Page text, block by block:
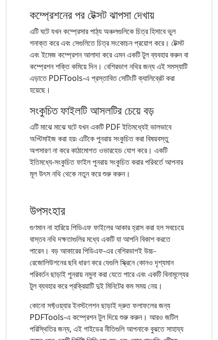
কম্প্রেশনের পর টেক্সট ঝাপসা দেখায়
এটি ঘটে যখন কম্প্রেসার পাঠ্য অঞ্চলগুলিকে চিত্র হিসাবে ভুল
শনাক্ত করে এবং সেগুলিতে চিত্র সংকোচন প্রয়োগ করে। টেক্সট
এবং ইমেজ কম্প্রেশন আলাদা করে এমন একটি টুল ব্যবহার করুন বা
কম্প্রেশন শক্তি কমিয়ে দিন। বেশিরভাগ নথির জন্য এই সমস্যাটি
এড়াতে PDFTools-এ প্রস্তাবিত সেটিংটি ক্যালিব্রেট করা
হয়েছে।
সংকুচিত ফাইলটি আসলটির চেয়ে বড়
এটি মাঝে মাঝে ঘটে যখন একটি PDF ইতিমধ্যেই ভালভাবে
অপ্টিমাইজ করা হয়৷ এটিকে পুনরায় সংকুচিত করা বিষয়বস্তু
অপসারণ না করে কাঠামোগত ওভারহেড যোগ করে। একটি
ইতিমধ্যে-সংকুচিত ফাইল পুনরায় সংকুচিত করার পরিবর্তে আপনার
মূল উৎস নথি থেকে নতুন করে শুরু করুন।
উপসংহার
গুণমান না হারিয়ে পিডিএফ ফাইলের আকার হ্রাস করা হল সবচেয়ে
বাস্তব নথি দক্ষতাগুলির মধ্যে একটি যা আপনি বিকাশ করতে
পারেন। বড় আকারের পিডিএফ-এর বেশিরভাগই উচ্চ-
রেজোলিউশনের ছবি ধারণ করে যেগুলি স্ক্রিনে কোনও দৃশ্যমান
পরিবর্তন ছাড়াই পুনরায় নমুনা করা যেতে পারে এবং একটি বিনামূল্যের
টুল ব্যবহার করে প্রক্রিয়াটি দুই মিনিটের কম সময় নেয়।
কোনো সফ্টওয়্যার ইনস্টলেশন ছাড়াই দ্রুত ফলাফলের জন্য
PDFTools-এ কম্প্রেশন টুল দিয়ে শুরু করুন। আরও জটিল
পরিস্থিতির জন্য, এই গাইডের নীতিগুলি আপনাকে বুঝতে সাহায্য